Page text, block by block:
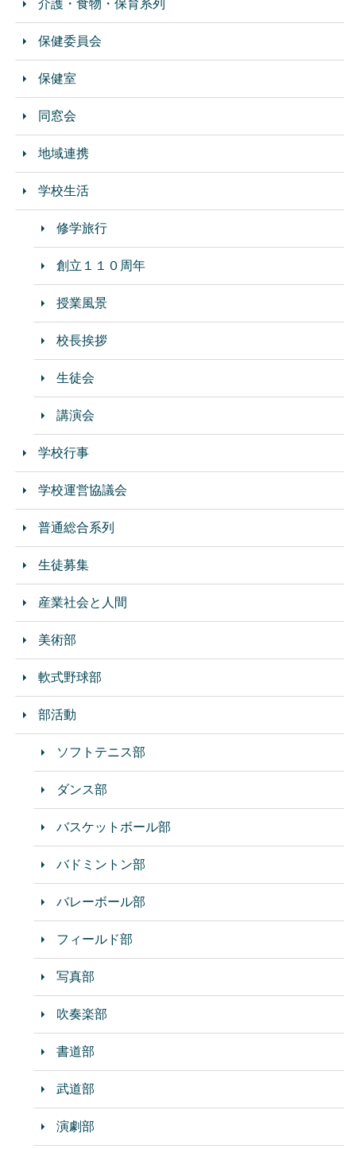
介護・食物・保育系列
保健委員会
保健室
同窓会
地域連携
学校生活
修学旅行
創立１１０周年
授業風景
校長挨拶
生徒会
講演会
学校行事
学校運営協議会
普通総合系列
生徒募集
産業社会と人間
美術部
軟式野球部
部活動
ソフトテニス部
ダンス部
バスケットボール部
バドミントン部
バレーボール部
フィールド部
写真部
吹奏楽部
書道部
武道部
演劇部